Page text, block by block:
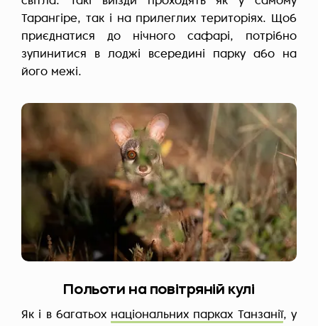
Тарангіре, так і на прилеглих територіях. Щоб
приєднатися до нічного сафарі, потрібно
зупинитися в лоджі всередині парку або на
його межі.
Польоти на повітряній кулі
Як і в багатьох національних парках Танзанії, у